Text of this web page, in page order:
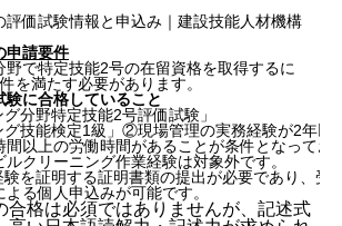
評価試験情報と申込み｜建設技能人材機構
申請要件
野で特定技能2号の在留資格を取得するに
を満たす必要があります。
に合格していること
分野特定技能2号評価試験」
グ技能検定1級」②現場管理の実務経験が2年以
間以上の労働時間があることが条件となってお
クリーニング作業経験は対象外です。
を証明する証明書類の提出が必要であり、受
る個人申込みが可能です。
合格は必須ではありませんが、記述式